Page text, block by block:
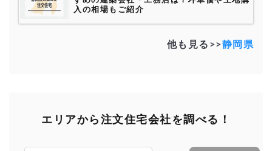
入の相場もご紹介
他も見る>>静岡県
エリアから注文住宅会社を調べる！